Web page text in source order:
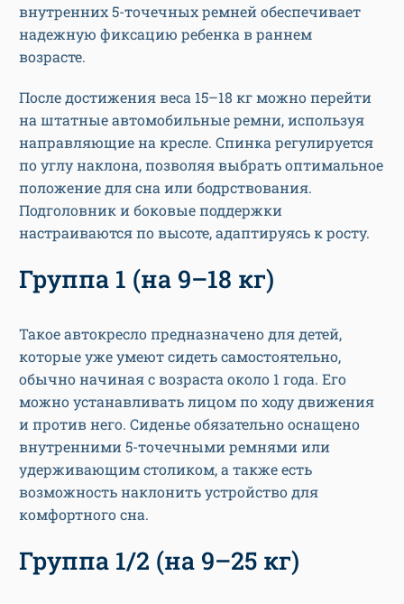
внутренних 5-точечных ремней обеспечивает
надежную фиксацию ребенка в раннем
возрасте.
После достижения веса 15–18 кг можно перейти
на штатные автомобильные ремни, используя
направляющие на кресле. Спинка регулируется
по углу наклона, позволяя выбрать оптимальное
положение для сна или бодрствования.
Подголовник и боковые поддержки
настраиваются по высоте, адаптируясь к росту.
Группа 1 (на 9–18 кг)
Такое автокресло предназначено для детей,
которые уже умеют сидеть самостоятельно,
обычно начиная с возраста около 1 года. Его
можно устанавливать лицом по ходу движения
и против него. Сиденье обязательно оснащено
внутренними 5-точечными ремнями или
удерживающим столиком, а также есть
возможность наклонить устройство для
комфортного сна.
Группа 1/2 (на 9–25 кг)